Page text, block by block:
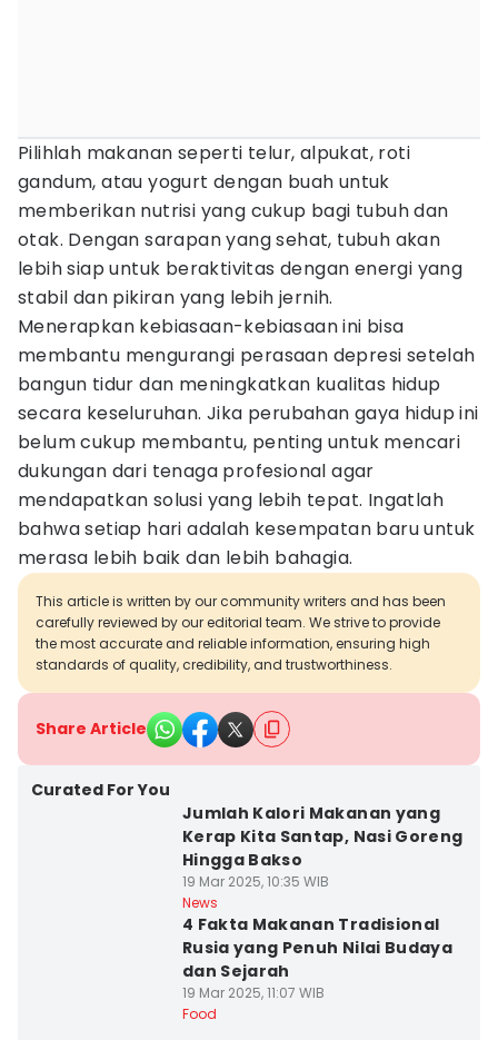
Pilihlah makanan seperti telur, alpukat, roti
gandum, atau yogurt dengan buah untuk
memberikan nutrisi yang cukup bagi tubuh dan
otak. Dengan sarapan yang sehat, tubuh akan
lebih siap untuk beraktivitas dengan energi yang
stabil dan pikiran yang lebih jernih.
Menerapkan kebiasaan-kebiasaan ini bisa
membantu mengurangi perasaan depresi setelah
bangun tidur dan meningkatkan kualitas hidup
secara keseluruhan. Jika perubahan gaya hidup ini
belum cukup membantu, penting untuk mencari
dukungan dari tenaga profesional agar
mendapatkan solusi yang lebih tepat. Ingatlah
bahwa setiap hari adalah kesempatan baru untuk
merasa lebih baik dan lebih bahagia.
This article is written by our community writers and has been
carefully reviewed by our editorial team. We strive to provide
the most accurate and reliable information, ensuring high
standards of quality, credibility, and trustworthiness.
Share Article
Curated For You
Jumlah Kalori Makanan yang
Kerap Kita Santap, Nasi Goreng
Hingga Bakso
19 Mar 2025, 10:35 WIB
News
4 Fakta Makanan Tradisional
Rusia yang Penuh Nilai Budaya
dan Sejarah
19 Mar 2025, 11:07 WIB
Food